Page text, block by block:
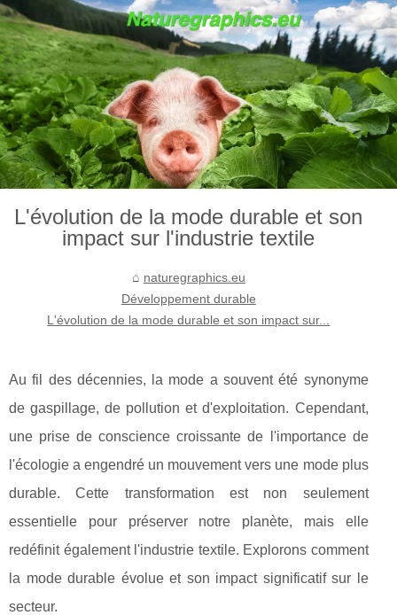
L'évolution de la mode durable et son
impact sur l'industrie textile
naturegraphics.eu
Développement durable
L'évolution de la mode durable et son impact sur...
Au fil des décennies, la mode a souvent été synonyme
de gaspillage, de pollution et d'exploitation. Cependant,
une prise de conscience croissante de l'importance de
l'écologie a engendré un mouvement vers une mode plus
durable. Cette transformation est non seulement
essentielle pour préserver notre planète, mais elle
redéfinit également l'industrie textile. Explorons comment
la mode durable évolue et son impact significatif sur le
secteur.